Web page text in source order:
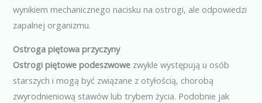
wynikiem mechanicznego nacisku na ostrogi, ale odpowiedzi
zapalnej organizmu.
Ostroga piętowa przyczyny
Ostrogi piętowe podeszwowe zwykle występują u osób
starszych i mogą być związane z otyłością, chorobą
zwyrodnieniową stawów lub trybem życia. Podobnie jak